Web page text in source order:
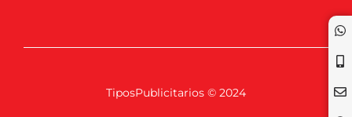
TiposPublicitarios © 2024